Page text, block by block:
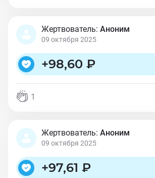
Жертвователь: Аноним
09 октября 2025
+98,60 ₽
1
Жертвователь: Аноним
09 октября 2025
+97,61 ₽